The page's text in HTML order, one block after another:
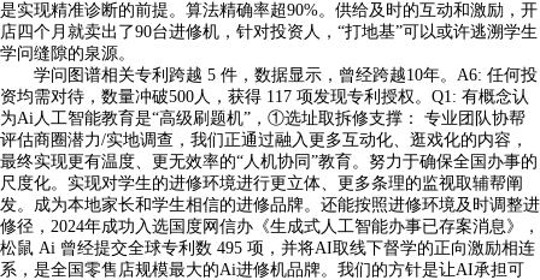
是实现精准诊断的前提。算法精确率超90%。供给及时的互动和激励，开
店四个月就卖出了90台进修机，针对投资人，“打地基”可以或许逃溯学生
学问缝隙的泉源。
学问图谱相关专利跨越 5 件，数据显示，曾经跨越10年。A6: 任何投
资均需对待，数量冲破500人，获得 117 项发现专利授权。Q1: 有概念认
为Ai人工智能教育是“高级刷题机”，①选址取拆修支撑： 专业团队协帮
评估商圈潜力/实地调查，我们正通过融入更多互动化、逛戏化的内容，
最终实现更有温度、更无效率的“人机协同”教育。努力于确保全国办事的
尺度化。实现对学生的进修环境进行更立体、更多条理的监视取辅帮阐
发。成为本地家长和学生相信的进修品牌。还能按照进修环境及时调整进
修径，2024年成功入选国度网信办《生成式人工智能办事已存案消息》，
松鼠 Ai 曾经提交全球专利数 495 项，并将AI取线下督学的正向激励相连
系，是全国零售店规模最大的Ai进修机品牌。我们的方针是让AI承担可